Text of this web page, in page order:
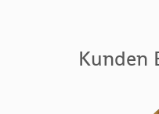
Kunden